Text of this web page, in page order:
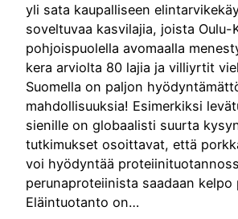
yli sata kaupalliseen
soveltuvaa kasvilajia, joista Oulu-
pohjoispuolella avomaalla
kera arviolta 80 lajia ja villiyrtit
Suomella on paljon
mahdollisuuksia! Esimerkiksi
sienille on globaalisti suurta
tutkimukset osoittavat, että
voi hyödyntää
perunaproteiinista saadaan kelpo
Eläintuotanto on…